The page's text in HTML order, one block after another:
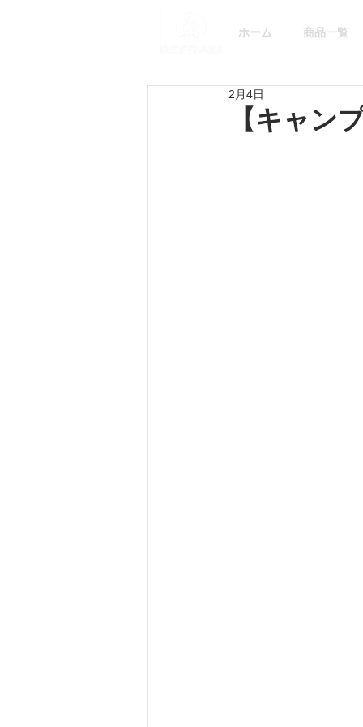
ホーム 商品一覧
【キャン
2月4日